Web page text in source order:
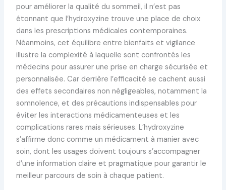
pour améliorer la qualité du sommeil, il n’est pas
étonnant que l’hydroxyzine trouve une place de choix
dans les prescriptions médicales contemporaines.
Néanmoins, cet équilibre entre bienfaits et vigilance
illustre la complexité à laquelle sont confrontés les
médecins pour assurer une prise en charge sécurisée et
personnalisée. Car derrière l’efficacité se cachent aussi
des effets secondaires non négligeables, notamment la
somnolence, et des précautions indispensables pour
éviter les interactions médicamenteuses et les
complications rares mais sérieuses. L’hydroxyzine
s’affirme donc comme un médicament à manier avec
soin, dont les usages doivent toujours s’accompagner
d’une information claire et pragmatique pour garantir le
meilleur parcours de soin à chaque patient.